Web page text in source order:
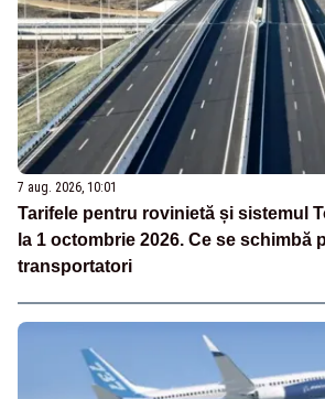
7 aug. 2026, 10:01
Tarifele pentru rovinietă și sistemul
la 1 octombrie 2026. Ce se schimbă
transportatori